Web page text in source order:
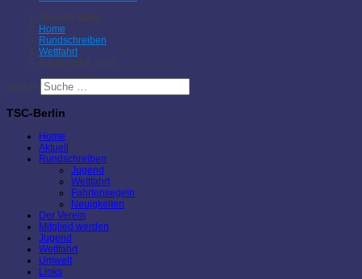
Aktuelle Seite:
Home
Rundschreiben
Wettfahrt
BJüM Opti A 2006
Suchen
TSC-Berlin
Home
Aktuell
Rundschreiben
Jugend
Wettfahrt
Fahrtensegeln
Neuigkeiten
Der Verein
Mitglied werden
Jugend
Wettfahrt
Umwelt
Links